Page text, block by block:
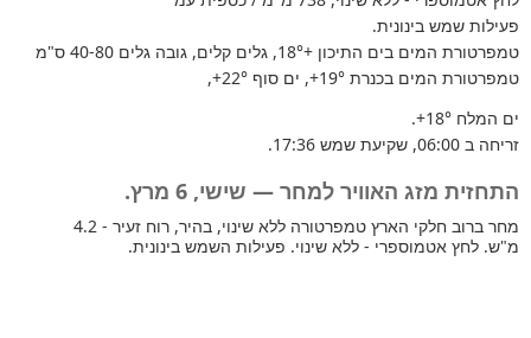
פעילות שמש בינונית.
טמפרטורת המים בים התיכון +18°
, גלים קלים, גובה גלים 40-80 ס"מ
טמפרטורת המים בכנרת +19°, ים סוף +22°
,
ים המלח +18°
.
זריחה ב 06:00, שקיעת שמש 17:36.
התחזית מזג האוויר למחר — שישי, 6 מרץ.
מחר ברוב חלקי הארץ טמפרטורה ללא שינוי, בהיר, רוח זעיר - 4.2
מ"ש. לחץ אטמוספרי - ללא שינוי. פעילות השמש בינונית.